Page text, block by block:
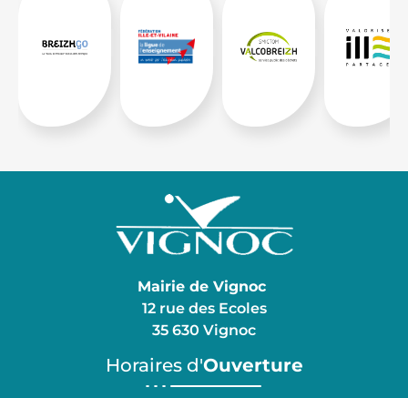
Mairie de Vignoc
12 rue des Ecoles
35 630 Vignoc
Horaires d'Ouverture